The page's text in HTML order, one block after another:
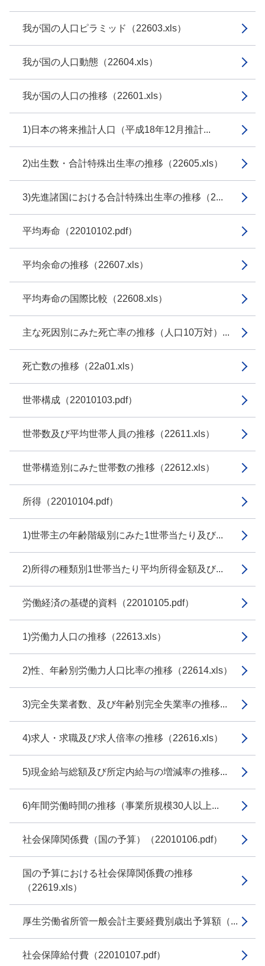
我が国の人口ピラミッド（22603.xls）
我が国の人口動態（22604.xls）
我が国の人口の推移（22601.xls）
1)日本の将来推計人口（平成18年12月推計...
2)出生数・合計特殊出生率の推移（22605.xls）
3)先進諸国における合計特殊出生率の推移（2...
平均寿命（22010102.pdf）
平均余命の推移（22607.xls）
平均寿命の国際比較（22608.xls）
主な死因別にみた死亡率の推移（人口10万対）...
死亡数の推移（22a01.xls）
世帯構成（22010103.pdf）
世帯数及び平均世帯人員の推移（22611.xls）
世帯構造別にみた世帯数の推移（22612.xls）
所得（22010104.pdf）
1)世帯主の年齢階級別にみた1世帯当たり及び...
2)所得の種類別1世帯当たり平均所得金額及び...
労働経済の基礎的資料（22010105.pdf）
1)労働力人口の推移（22613.xls）
2)性、年齢別労働力人口比率の推移（22614.xls）
3)完全失業者数、及び年齢別完全失業率の推移...
4)求人・求職及び求人倍率の推移（22616.xls）
5)現金給与総額及び所定内給与の増減率の推移...
6)年間労働時間の推移（事業所規模30人以上...
社会保障関係費（国の予算）（22010106.pdf）
国の予算における社会保障関係費の推移
（22619.xls）
厚生労働省所管一般会計主要経費別歳出予算額（...
社会保障給付費（22010107.pdf）